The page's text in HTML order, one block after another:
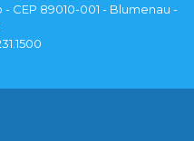
CEP 89010-001 - Blumenau -